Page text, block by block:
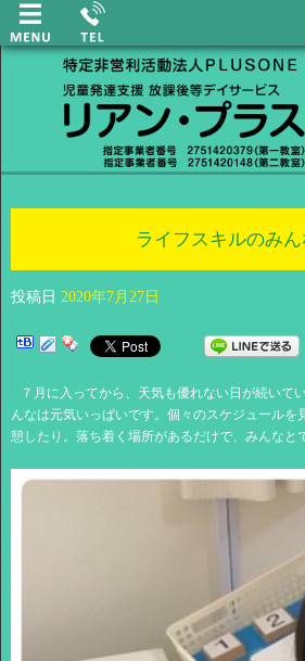
ライフスキルのみ
投稿日 2020年7月27日
７月に入ってから、天気も優れない日が続いて
んなは元気いっぱいです。個々のスケジュールを
憩したり。落ち着く場所があるだけで、みんなと